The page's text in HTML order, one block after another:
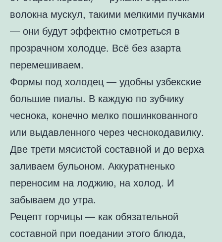
волокна мускул, такими мелкими пучками
— они будут эффектно смотреться в
прозрачном холодце. Всё без азарта
перемешиваем.
Формы под холодец — удобны узбекские
большие пиалы. В каждую по зубчику
чеснока, конечно мелко пошинкованного
или выдавленного через чеснокодавилку.
Две трети мясистой составной и до верха
заливаем бульоном. Аккуратненько
переносим на лоджию, на холод. И
забываем до утра.
Рецепт горчицы — как обязательной
составной при поедании этого блюда,